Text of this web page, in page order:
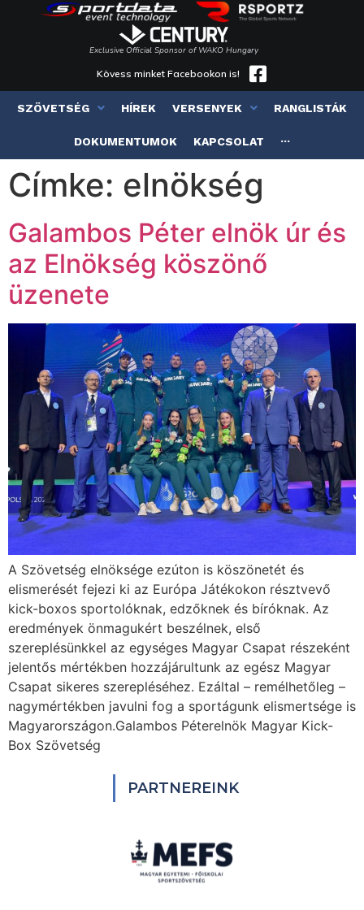
Exclusive Official Sponsor of WAKO Hungary
Kövess minket Facebookon is!
SZÖVETSÉG HÍREK VERSENYEK RANGLISTÁK
DOKUMENTUMOK KAPCSOLAT ···
Címke: elnökség
Galambos Péter elnök úr és
az Elnökség köszönő
üzenete
A Szövetség elnöksége ezúton is köszönetét és
elismerését fejezi ki az Európa Játékokon résztvevő
kick-boxos sportolóknak, edzőknek és bíróknak. Az
eredmények önmagukért beszélnek, első
szereplésünkkel az egységes Magyar Csapat részeként
jelentős mértékben hozzájárultunk az egész Magyar
Csapat sikeres szerepléséhez. Ezáltal – remélhetőleg –
nagymértékben javulni fog a sportágunk elismertsége is
Magyarországon.Galambos Péterelnök Magyar Kick-
Box Szövetség
PARTNEREINK